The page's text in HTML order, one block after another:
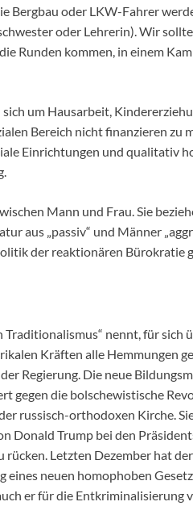
Bergbau oder LKW-Fahrer
oder Lehrerin). Wir
Runden kommen, in einem
um Hausarbeit,
Bereich nicht finanzieren zu
Einrichtungen und qualitativ
Mann und Frau. Sie
aus „passiv“ und Männer
der reaktionären Bürokratie
nennt, für sich
Kräften alle Hemmungen
Regierung. Die neue
gegen die bolschewistische
russisch-orthodoxen Kirche.
Donald Trump bei den
rücken. Letzten Dezember hat
eines neuen homophoben
er für die Entkriminalisierung